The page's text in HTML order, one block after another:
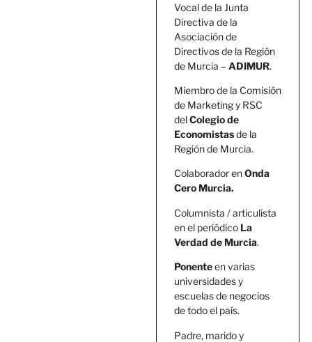
Vocal de la Junta
Directiva de la
Asociación de
Directivos de la Región
de Murcia – ADIMUR.
Miembro de la Comisión
de Marketing y RSC
delColegio de
Economistasde la
Región de Murcia.
Colaborador enOnda
Cero Murcia.
Columnista / articulista
en el periódico La
Verdad de Murcia.
Ponenteen varias
universidades y
escuelas de negocios
de todo el país.
Padre, marido y